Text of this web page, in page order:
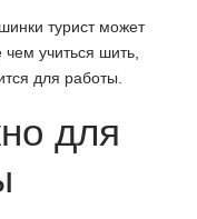
турист может
учиться шить,
для работы.
для